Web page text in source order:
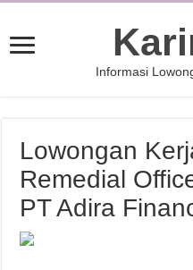
Informasi
Lowongan
Remedial
PT Adira